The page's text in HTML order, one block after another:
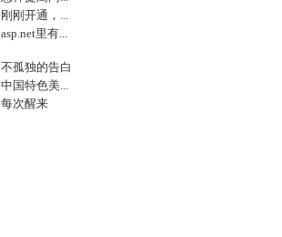
刚刚开通，...
asp.net里有...
不孤独的告白
中国特色美...
每次醒来